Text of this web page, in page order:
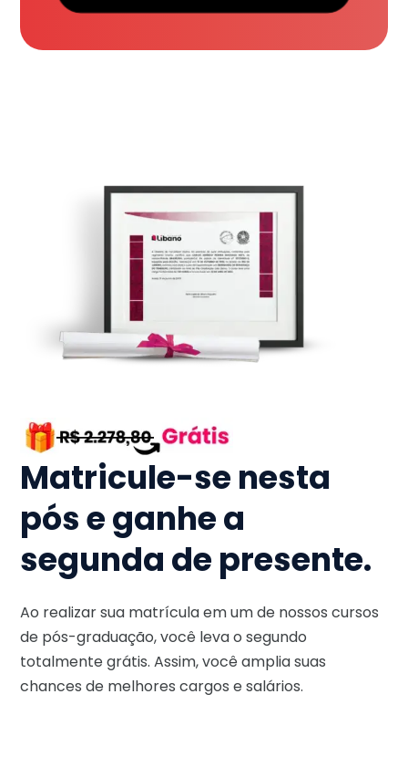
Matricule-se nesta
pós e ganhe a
segunda de presente.
Ao realizar sua matrícula em um de nossos cursos
de pós-graduação, você leva o segundo
totalmente grátis. Assim, você amplia suas
chances de melhores cargos e salários.